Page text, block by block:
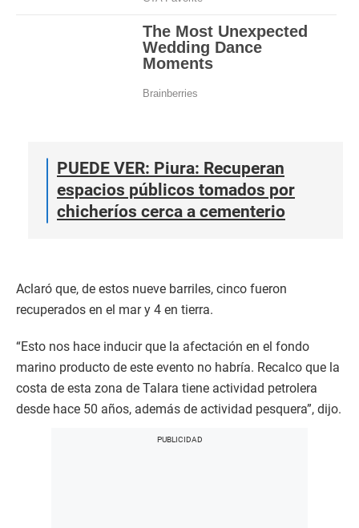
PUEDE VER: Piura: Recuperan
espacios públicos tomados por
chicheríos cerca a cementerio
Aclaró que, de estos nueve barriles, cinco fueron
recuperados en el mar y 4 en tierra.
“Esto nos hace inducir que la afectación en el fondo
marino producto de este evento no habría. Recalco que la
costa de esta zona de Talara tiene actividad petrolera
desde hace 50 años, además de actividad pesquera”, dijo.